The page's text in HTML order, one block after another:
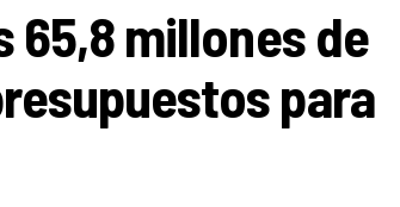
65,8 millones de
para